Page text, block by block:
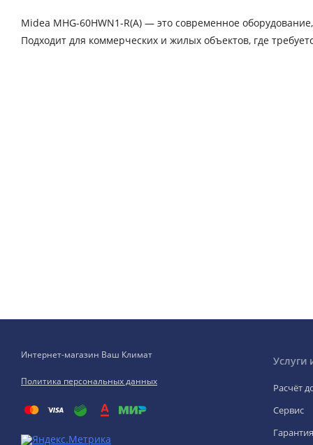
Midea MHG-60HWN1-R(A) — это современное
Подходит для коммерческих и жилых объектов, где
Интернет-магазин Ваш Климат
Политика персональных данных
Услуги
Расчёт
Сервис
Гарантия